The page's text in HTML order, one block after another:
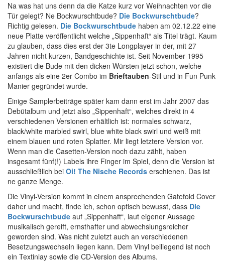
Na was hat uns denn da die Katze kurz vor Weihnachten vor die
Tür gelegt? Ne Bockwurschtbude? Die Bockwurschtbude?
Richtig gelesen. Die Bockwurschtbude haben am 02.12.22 eine
neue Platte veröffentlicht welche „Sippenhaft“ als Titel trägt. Kaum
zu glauben, dass dies erst der 3te Longplayer in der, mit 27
Jahren nicht kurzen, Bandgeschichte ist. Seit November 1995
existiert die Bude mit den dicken Würsten jetzt schon, welche
anfangs als eine 2er Combo im Brieftauben-Stil und in Fun Punk
Manier gegründet wurde.
Einige Samplerbeiträge später kam dann erst im Jahr 2007 das
Debütalbum und jetzt also „Sippenhaft“, welches direkt in 4
verschiedenen Versionen erhältlich ist: normales schwarz,
black/white marbled swirl, blue white black swirl und weiß mit
einem blauen und roten Splatter. Mir liegt letztere Version vor.
Wenn man die Casetten-Version noch dazu zählt, haben
insgesamt fünf(!) Labels ihre Finger im Spiel, denn die Version ist
ausschließlich bei Oi! The Nische Records erschienen. Das ist
ne ganze Menge.
Die Vinyl-Version kommt in einem ansprechenden Gatefold Cover
daher und macht, finde ich, schon optisch bewusst, dass Die
Bockwurschtbude auf „Sippenhaft“, laut eigener Aussage
musikalisch gereift, ernsthafter und abwechslungsreicher
geworden sind. Was nicht zuletzt auch an verschiedenen
Besetzungswechseln liegen kann. Dem Vinyl beiliegend ist noch
ein Textinlay sowie die CD-Version des Albums.